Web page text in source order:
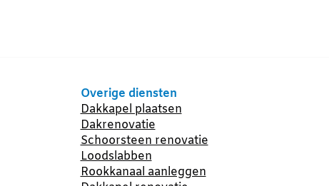
Overige diensten
Dakkapel plaatsen
Dakrenovatie
Schoorsteen renovatie
Loodslabben
Rookkanaal aanleggen